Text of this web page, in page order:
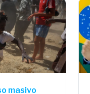
masivo